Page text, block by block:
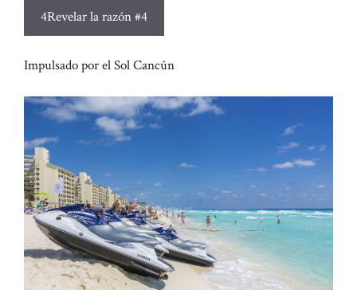
4Revelar la razón #4
Impulsado por el Sol Cancún